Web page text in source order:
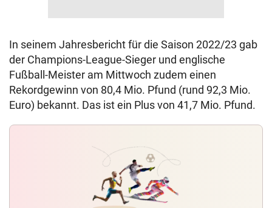
In seinem Jahresbericht für die Saison 2022/23 gab
der Champions-League-Sieger und englische
Fußball-Meister am Mittwoch zudem einen
Rekordgewinn von 80,4 Mio. Pfund (rund 92,3 Mio.
Euro) bekannt. Das ist ein Plus von 41,7 Mio. Pfund.